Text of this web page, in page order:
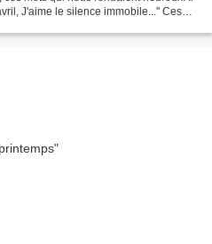
J'aime le silence immobile..." Ces